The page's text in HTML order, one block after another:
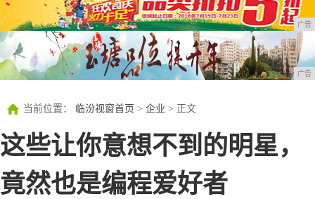
广告
广告
当前位置： 临汾视窗首页 > 企业 > 正文
这些让你意想不到的明星，
竟然也是编程爱好者